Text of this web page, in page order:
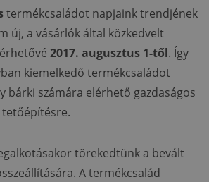
termékcsaládot napjaink trendjének
új, a vásárlók által közkedvelt
2017. augusztus 1-től. Így
kiemelkedő termékcsaládot
bárki számára elérhető gazdaságos
törekedtünk a bevált
A termékcsalád